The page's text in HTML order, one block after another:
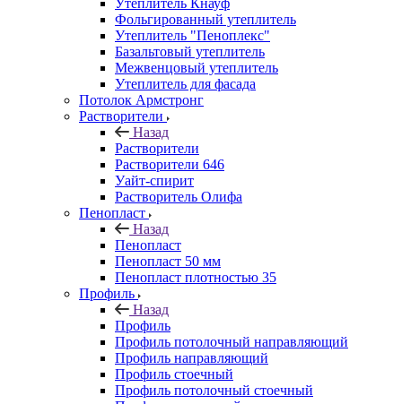
Утеплитель Кнауф
Фольгированный утеплитель
Утеплитель "Пеноплекс"
Базальтовый утеплитель
Межвенцовый утеплитель
Утеплитель для фасада
Потолок Армстронг
Растворители
Назад
Растворители
Растворители 646
Уайт-спирит
Растворитель Олифа
Пенопласт
Назад
Пенопласт
Пенопласт 50 мм
Пенопласт плотностью 35
Профиль
Назад
Профиль
Профиль потолочный направляющий
Профиль направляющий
Профиль стоечный
Профиль потолочный стоечный